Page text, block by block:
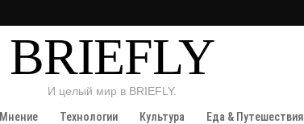
BRIEFLY
И целый мир в BRIEFLY.
Мнение Технологии Культура Еда & Путешествия